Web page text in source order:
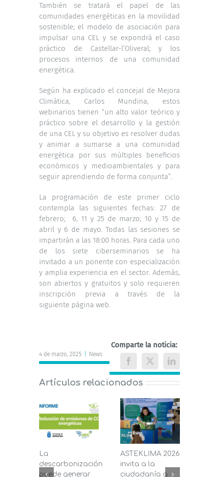
También se tratará el papel de las
comunidades energéticas en la movilidad
sostenible; el modelo de asociación para
impulsar una CEL y se expondrá el caso
práctico de Castellar-l’Oliveral; y los
procesos internos de una comunidad
energética.
Según ha explicado el concejal de Mejora
Climática, Carlos Mundina, estos
webinarios tienen “un alto valor teórico y
práctico sobre el desarrollo y la gestión
de una CEL y su objetivo es resolver dudas
y animar a sumarse a una comunidad
energética por sus múltiples beneficios
económicos y medioambientales y para
seguir aprendiendo de forma conjunta”.
La programación de este primer ciclo
contempla las siguientes fechas: 27 de
febrero; 6, 11 y 25 de marzo; 10 y 15 de
abril y 6 de mayo. Todas las sesiones se
impartirán a las 18:00 horas. Para cada uno
de los siete ciberseminarios se ha
invitado a un ponente con especialización
y amplia experiencia en el sector. Además,
son abiertos y gratuitos y solo requieren
inscripción previa a través de la
siguiente página web.
4 de marzo, 2025 News
Comparte la noticia:
Facebook
X LinkedIn
Artículos relacionados
La
descarbonización
puede generar
ASTEKLIMA 2026
invita a la
ciudadanía a